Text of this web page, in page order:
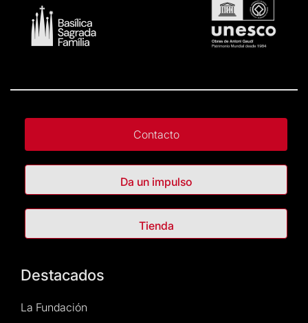
Contacto
Da un impulso
Tienda
Destacados
La Fundación